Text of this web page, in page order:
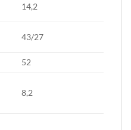
14,2
43/27
52
8,2